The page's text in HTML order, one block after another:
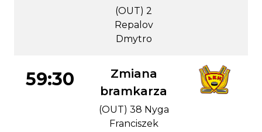
(OUT) 2
Repalov
Dmytro
59:30
Zmiana
bramkarza
(OUT) 38 Nyga
Franciszek